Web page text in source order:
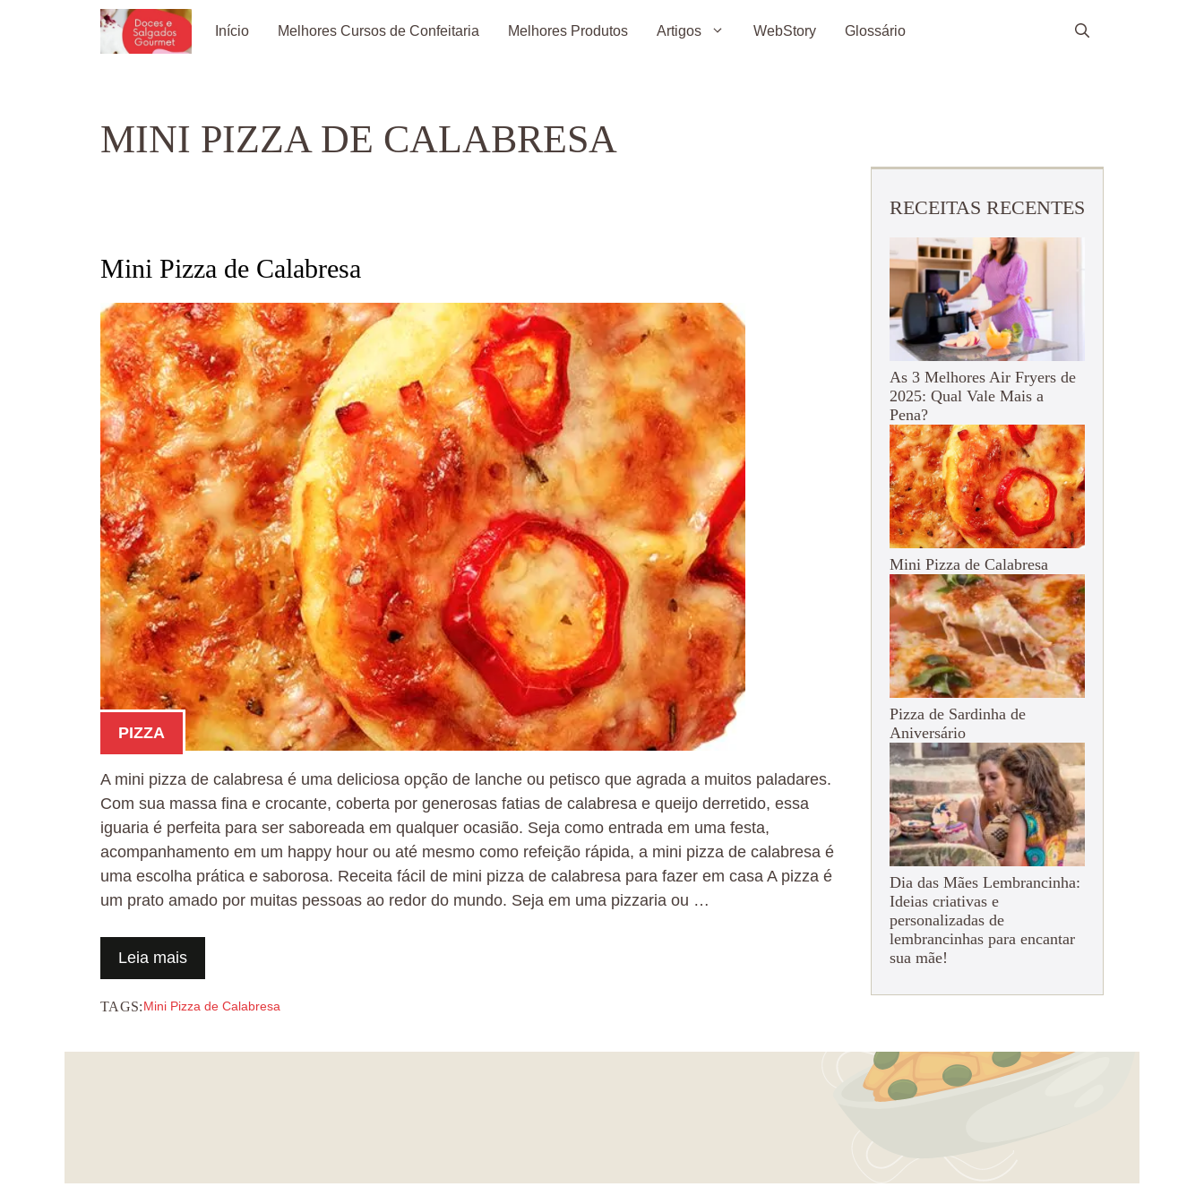
Início Melhores Cursos de Confeitaria Melhores Produtos Artigos WebStory Glossário
MINI PIZZA DE CALABRESA
Mini Pizza de Calabresa
PIZZA
A mini pizza de calabresa é uma deliciosa opção de lanche ou petisco que agrada a muitos paladares.
Com sua massa fina e crocante, coberta por generosas fatias de calabresa e queijo derretido, essa
iguaria é perfeita para ser saboreada em qualquer ocasião. Seja como entrada em uma festa,
acompanhamento em um happy hour ou até mesmo como refeição rápida, a mini pizza de calabresa é
uma escolha prática e saborosa. Receita fácil de mini pizza de calabresa para fazer em casa A pizza é
um prato amado por muitas pessoas ao redor do mundo. Seja em uma pizzaria ou …
Leia mais
TAGS:Mini Pizza de Calabresa
RECEITAS RECENTES
As 3 Melhores Air Fryers de
2025: Qual Vale Mais a
Pena?
Mini Pizza de Calabresa
Pizza de Sardinha de
Aniversário
Dia das Mães Lembrancinha:
Ideias criativas e
personalizadas de
lembrancinhas para encantar
sua mãe!